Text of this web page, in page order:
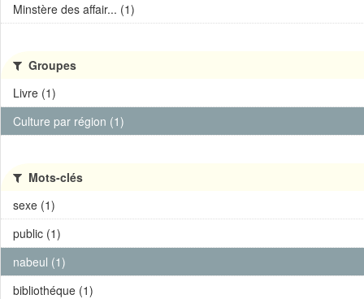
Minstère des affair... (1)
Groupes
Livre (1)
Culture par région (1)
Mots-clés
sexe (1)
public (1)
nabeul (1)
bibliothéque (1)